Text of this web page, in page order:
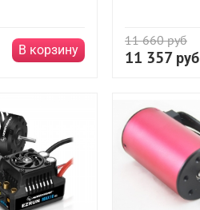
В корзину
11 660руб
11 357 руб